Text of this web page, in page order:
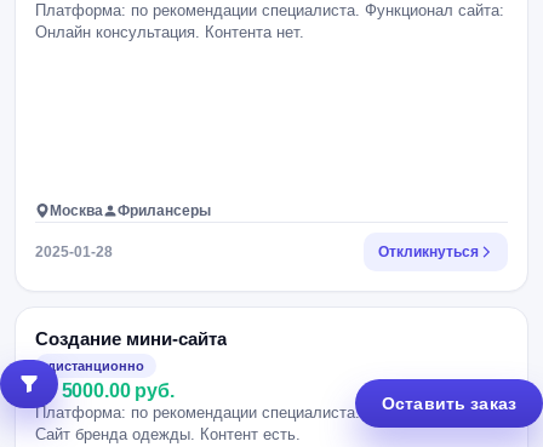
Платформа: по рекомендации специалиста. Функционал сайта:
Онлайн консультация. Контента нет.
Москва Фрилансеры
2025-01-28 Откликнуться
Создание мини-сайта
дистанционно
от 5000.00 руб.
Платформа: по рекомендации специалиста. Функционал сайта:
Сайт бренда одежды. Контент есть.
Оставить заказ